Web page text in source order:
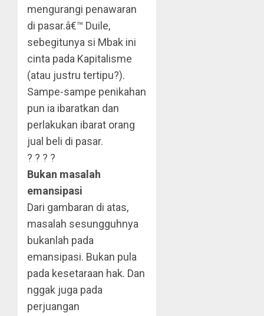
mengurangi penawaran
di pasar.â€™ Duile,
sebegitunya si Mbak ini
cinta pada Kapitalisme
(atau justru tertipu?).
Sampe-sampe penikahan
pun ia ibaratkan dan
perlakukan ibarat orang
jual beli di pasar.
? ? ? ?
Bukan masalah
emansipasi
Dari gambaran di atas,
masalah sesungguhnya
bukanlah pada
emansipasi. Bukan pula
pada kesetaraan hak. Dan
nggak juga pada
perjuangan